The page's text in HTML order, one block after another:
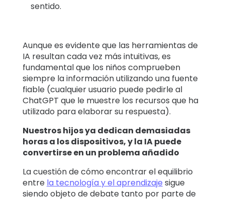
sentido.
Aunque es evidente que las herramientas de
IA resultan cada vez más intuitivas, es
fundamental que los niños comprueben
siempre la información utilizando una fuente
fiable (cualquier usuario puede pedirle al
ChatGPT que le muestre los recursos que ha
utilizado para elaborar su respuesta).
Nuestros hijos ya dedican demasiadas
horas a los dispositivos, y la IA puede
convertirse en un problema añadido
La cuestión de cómo encontrar el equilibrio
entre la tecnología y el aprendizaje sigue
siendo objeto de debate tanto por parte de